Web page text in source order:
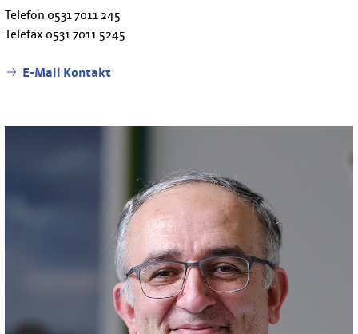
Telefon 0531 7011 245
Telefax 0531 7011 5245
E-Mail Kontakt